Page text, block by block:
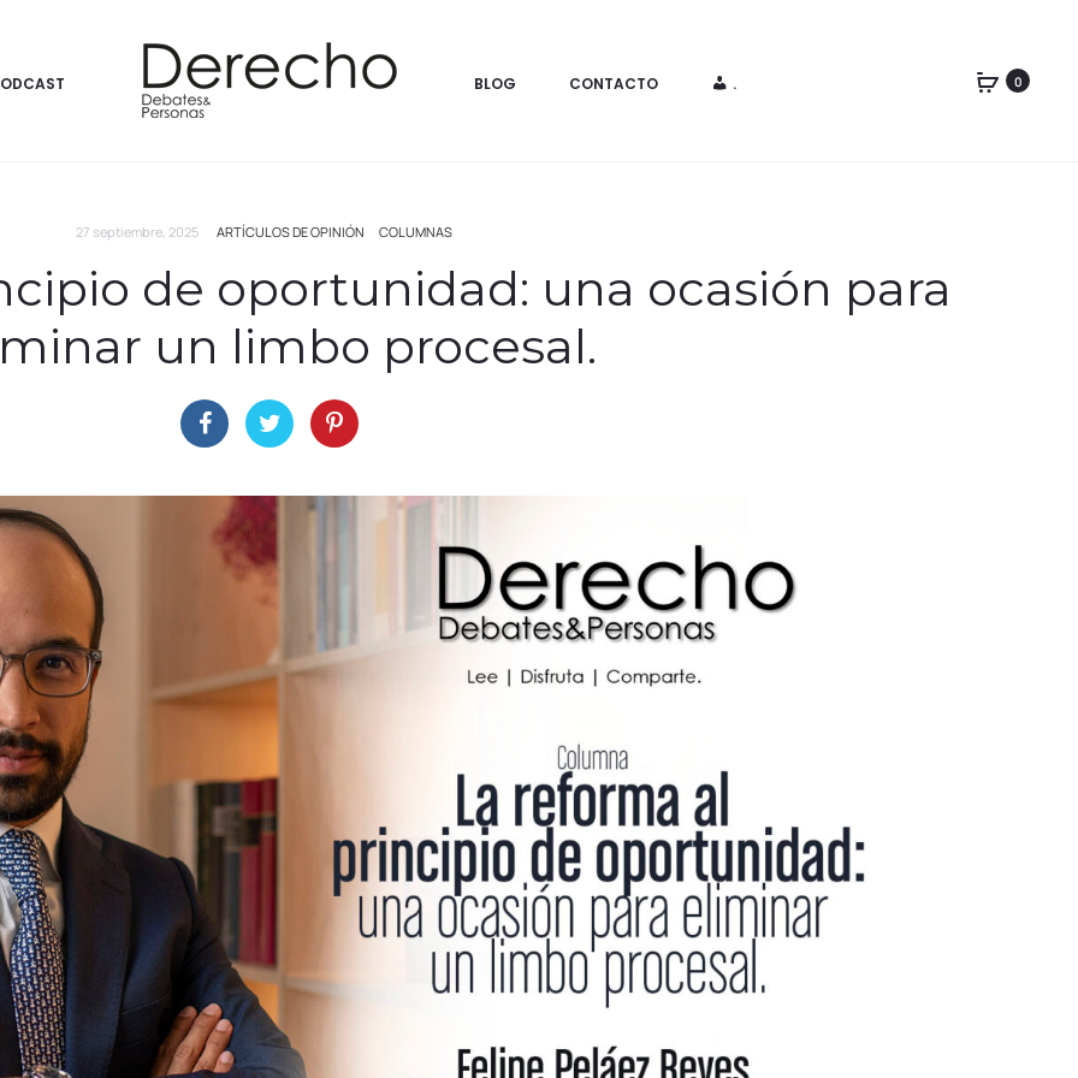
BLOG CONTACTO . 0
27 septiembre, 2025 ARTÍCULOS DE OPINIÓN COLUMNAS
de oportunidad: una ocasión para
un limbo procesal.